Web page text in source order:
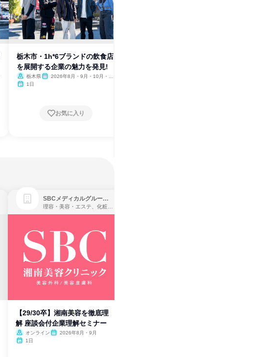
栃木市・1h*6ブランドの飲食店
を展開する企業の魅力を発見!
栃木県
2026年8月・9月・10月・11
1日
お気に入り
SBCメディカルグループ株式会社
理容・美容・エステ、化粧品・理美容用品小売、医療・病院
【29/30卒】湘南美容を徹底理
解 座談会付企業理解セミナー
オンライン
2026年8月・9月
1日